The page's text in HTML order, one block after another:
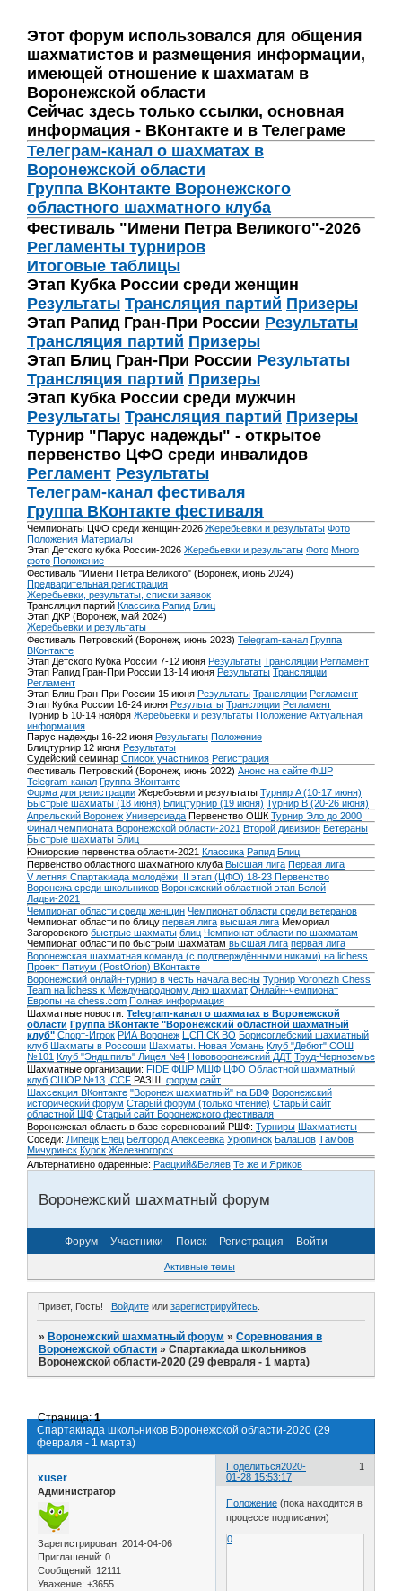
Этот форум использовался для общения
шахматистов и размещения информации,
имеющей отношение к шахматам в
Воронежской области
Сейчас здесь только ссылки, основная
информация - ВКонтакте и в Телеграме
Телеграм-канал о шахматах в
Воронежской области
Группа ВКонтакте Воронежского
областного шахматного клуба
Фестиваль "Имени Петра Великого"-2026
Регламенты турниров
Итоговые таблицы
Этап Кубка России среди женщин
Результаты Трансляция партий Призеры
Этап Рапид Гран-При России Результаты
Трансляция партий Призеры
Этап Блиц Гран-При России Результаты
Трансляция партий Призеры
Этап Кубка России среди мужчин
Результаты Трансляция партий Призеры
Турнир "Парус надежды" - открытое
первенство ЦФО среди инвалидов
Регламент Результаты
Телеграм-канал фестиваля
Группа ВКонтакте фестиваля
Чемпионаты ЦФО среди женщин-2026 Жеребьевки и результаты Фото
Положения Материалы
Этап Детского кубка России-2026 Жеребьевки и результаты Фото Много
фото Положение
Фестиваль "Имени Петра Великого" (Воронеж, июнь 2024)
Предварительная регистрация
Жеребьевки, результаты, списки заявок
Трансляция партий Классика Рапид Блиц
Этап ДКР (Воронеж, май 2024)
Жеребьевки и результаты
Фестиваль Петровский (Воронеж, июнь 2023) Telegram-канал Группа
ВКонтакте
Этап Детского Кубка России 7-12 июня Результаты Трансляции Регламент
Этап Рапид Гран-При России 13-14 июня Результаты Трансляции
Регламент
Этап Блиц Гран-При России 15 июня Результаты Трансляции Регламент
Этап Кубка России 16-24 июня Результаты Трансляции Регламент
Турнир Б 10-14 ноября Жеребьевки и результаты Положение Актуальная
информация
Парус надежды 16-22 июня Результаты Положение
Блицтурнир 12 июня Результаты
Судейский семинар Список участников Регистрация
Фестиваль Петровский (Воронеж, июнь 2022) Анонс на сайте ФШР
Telegram-канал Группа ВКонтакте
Форма для регистрации Жеребьевки и результаты Турнир A (10-17 июня)
Быстрые шахматы (18 июня) Блицтурнир (19 июня) Турнир B (20-26 июня)
Апрельский Воронеж Универсиада Первенство ОШК Турнир Эло до 2000
Финал чемпионата Воронежской области-2021 Второй дивизион Ветераны
Быстрые шахматы Блиц
Юниорские первенства области-2021 Классика Рапид Блиц
Первенство областного шахматного клуба Высшая лига Первая лига
V летняя Спартакиада молодёжи, II этап (ЦФО) 18-23 Первенство
Воронежа среди школьников Воронежский областной этап Белой
Ладьи-2021
Чемпионат области среди женщин Чемпионат области среди ветеранов
Чемпионат области по блицу первая лига высшая лига Мемориал
Загоровского быстрые шахматы блиц Чемпионат области по шахматам
Чемпионат области по быстрым шахматам высшая лига первая лига
Воронежская шахматная команда (с подтверждёнными никами) на lichess
Проект Патиум (PostOrion) ВКонтакте
Воронежский онлайн-турнир в честь начала весны Турнир Voronezh Chess
Team на lichess к Международному дню шахмат Онлайн-чемпионат
Европы на chess.com Полная информация
Шахматные новости: Telegram-канал о шахматах в Воронежской
области Группа ВКонтакте "Воронежский областной шахматный
клуб" Спорт-Игрок РИА Воронеж ЦСП СК ВО Борисоглебский шахматный
клуб Шахматы в Россоши Шахматы. Новая Усмань Клуб "Дебют" СОШ
№101 Клуб "Эндшпиль" Лицея №4 Нововоронежский ДДТ Труд-Черноземье
Шахматные организации: FIDE ФШР МШФ ЦФО Областной шахматный
клуб СШОР №13 ICCF РАЗШ: форум сайт
Шахсекция ВКонтакте "Воронеж шахматный" на БВФ Воронежский
исторический форум Cтарый форум (только чтение) Старый сайт
областной ШФ Старый сайт Воронежского фестиваля
Воронежская область в базе соревнований РШФ: Турниры Шахматисты
Соседи: Липецк Елец Белгород Алексеевка Урюпинск Балашов Тамбов
Мичуринск Курск Железногорск
Альтернативно одаренные: Раецкий&Беляев Те же и Яриков
Воронежский шахматный форум
Форум Участники Поиск Регистрация Войти
Активные темы
Привет, Гость! Войдитеили зарегистрируйтесь.
»Воронежский шахматный форум »Соревнования в
Воронежской области »Спартакиада школьников
Воронежской области-2020 (29 февраля - 1 марта)
Спартакиада школьников Воронежской области-2020 (29
февраля - 1 марта)
Страница:1
Поделиться 1
2020-
01-28 15:53:17
xuser
Администратор
Зарегистрирован: 2014-04-06
Приглашений: 0
Сообщений: 12111
Уважение: +3655
Положение (пока находится в
процессе подписания)
0